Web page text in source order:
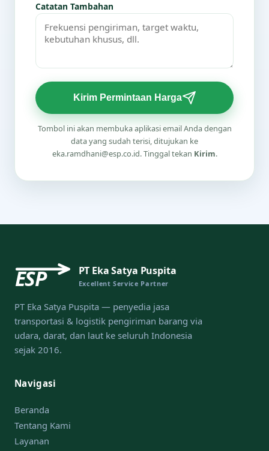
Catatan Tambahan
Kirim Permintaan Harga
Tombol ini akan membuka aplikasi email Anda dengan
data yang sudah terisi, ditujukan ke
eka.ramdhani@esp.co.id. Tinggal tekan Kirim.
ESP PT Eka Satya Puspita
Excellent Service Partner
PT Eka Satya Puspita — penyedia jasa
transportasi & logistik pengiriman barang via
udara, darat, dan laut ke seluruh Indonesia
sejak 2016.
Navigasi
Beranda
Tentang Kami
Layanan